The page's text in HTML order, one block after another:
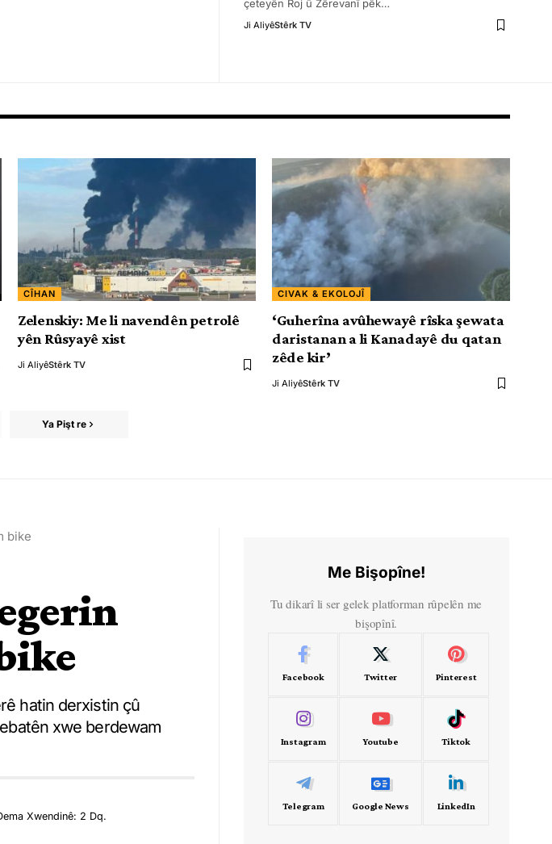
çeteyên Roj û Zêrevanî pêk…
Ji AliyêStêrk TV
CÎHAN
Zelenskiy: Me li navendên petrolê
yên Rûsyayê xist
Ji AliyêStêrk TV
CIVAK & EKOLOJÎ
‘Guherîna avûhewayê rîska şewata
daristanan a li Kanadayê du qatan
zêde kir’
Ji AliyêStêrk TV
Ya Pişt re
bike
hatin derxistin çû
xwe berdewam
Xwendinê: 2 Dq.
Me Bişopîne!
Tu dikarî li ser gelek platforman rûpelên me
bişopînî.
Facebook Twitter Pinterest
Instagram Youtube Tiktok
Telegram Google News LinkedIn